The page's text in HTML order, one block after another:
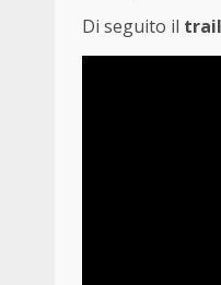
Di seguito il